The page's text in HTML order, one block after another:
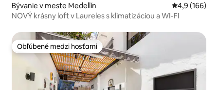
Bývanie v meste Medellín Priemerné
4,9 (166)
NOVÝ krásny loft v Laureles s klimatizáciou a WI-FI
Obľúbené medzi hosťami
Obľúbené medzi hosťami